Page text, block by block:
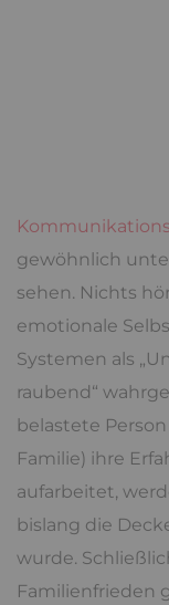
gewöhnlich
sehen. Nichts
emotionale
Systemen als
raubend“
belastete
Familie) ihre
aufarbeitet,
bislang die
wurde.
Familienfrieden